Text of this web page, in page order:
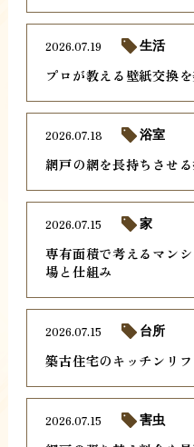
プロが教える壁紙交換
2026.07.19 生活
網戸の網を長持ちさせ
2026.07.18 浴室
専有面積で考えるマン
場と仕組み
2026.07.15 家
築古住宅のキッチンリ
2026.07.15 台所
2026.07.15 害虫